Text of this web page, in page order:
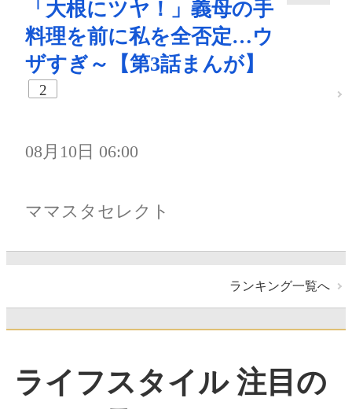
「大根にツヤ！」義母の手
料理を前に私を全否定…ウ
ザすぎ～【第3話まんが】
2
08月10日 06:00
ママスタセレクト
ランキング一覧へ
ライフスタイル 注目の